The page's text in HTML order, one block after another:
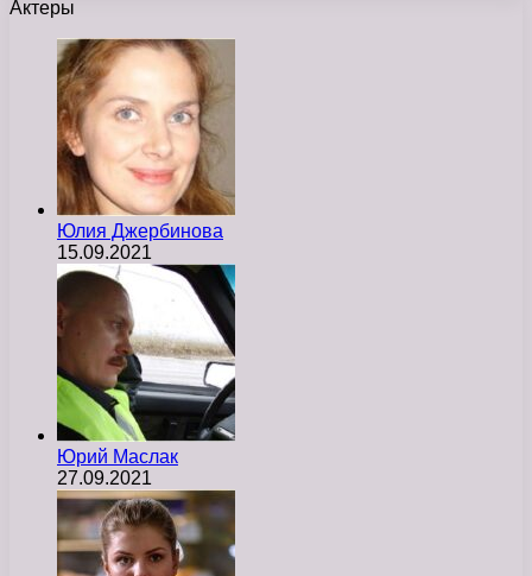
Актеры
Юлия Джербинова
15.09.2021
Юрий Маслак
27.09.2021